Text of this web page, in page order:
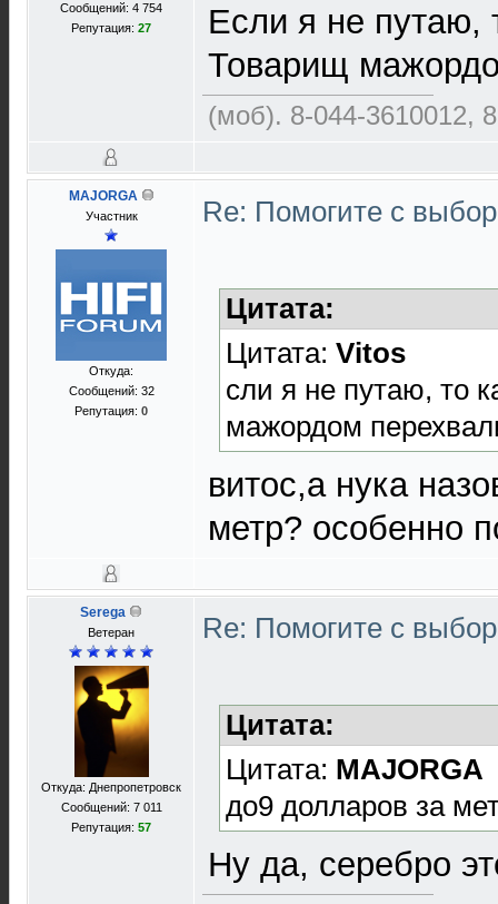
Сообщений: 4 754
Репутация: 27
Если я не путаю,
Товарищ
(моб). 8-044-3610012,
MAJORGA
Участник
Откуда:
Сообщений: 32
Репутация: 0
Re: Помогите с
Цитата:
Цитата: Vitos
сли я не путаю, то
мажордом
витос,а нука
метр? особенно
Serega
Ветеран
Откуда: Днепропетровск
Сообщений: 7 011
Репутация: 57
Re: Помогите с
Цитата:
Цитата: MAJORGA
до9 долларов за
Ну да, серебро